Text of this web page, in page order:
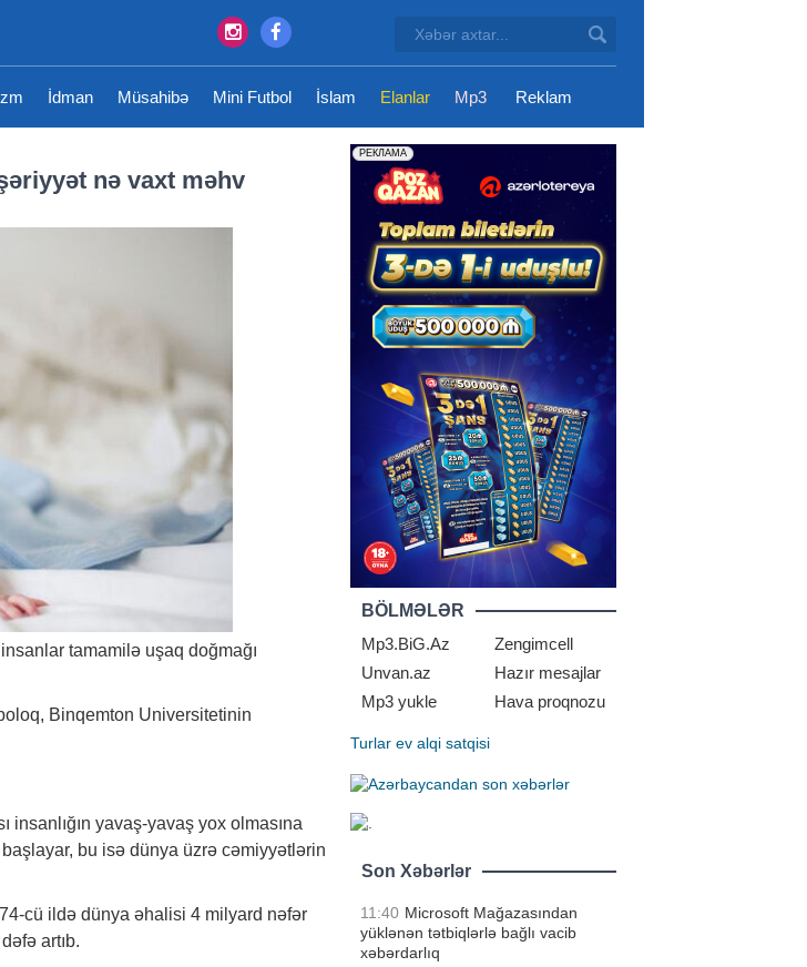
İdman Müsahibə Mini Futbol İslam Elanlar Mp3 Reklam
nə vaxt məhv
tamamilə uşaq doğmağı
Binqemton Universitetinin
yavaş-yavaş yox olmasına
bu isə dünya üzrə cəmiyyətlərin
cü ildə dünya əhalisi 4 milyard nəfər
artıb.
BÖLMƏLƏR
Mp3.BiG.Az
Zengimcell
Unvan.az
Hazır mesajlar
Mp3 yukle
Hava proqnozu
Turlar ev alqi satqisi
Son Xəbərlər
11:40 Microsoft Mağazasından
yüklənən tətbiqlərlə bağlı vacib
xəbərdarlıq